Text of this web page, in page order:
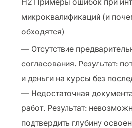
H2 Примеры ошибок при
микроквалификаций (и
обходятся)
— Отсутствие
согласования. Результат:
и деньги на курсы без
— Недостаточная
работ. Результат:
подтвердить глубину